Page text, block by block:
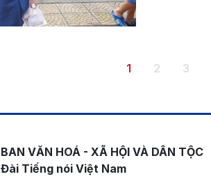
Trang hiện thời
1 Trang
2 3
BAN VĂN HOÁ - XÃ HỘI VÀ DÂN TỘC
Đài Tiếng nói Việt Nam